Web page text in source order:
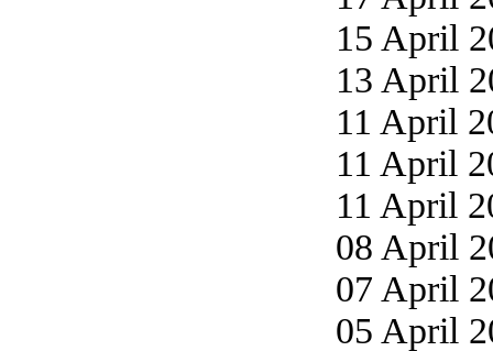
15 April
13 April
11 April
11 April
11 April
08 April
07 April
05 April